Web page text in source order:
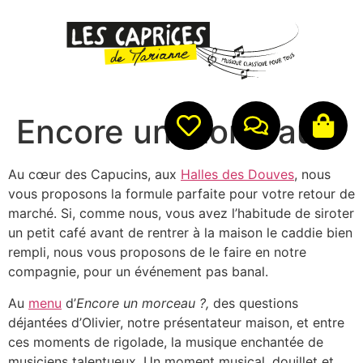
Encore un morceau ?
Au cœur des Capucins, aux Halles des Douves, nous
vous proposons la formule parfaite pour votre retour de
marché. Si, comme nous, vous avez l’habitude de siroter
un petit café avant de rentrer à la maison le caddie bien
rempli, nous vous proposons de le faire en notre
compagnie, pour un événement pas banal.
Au menu d’Encore un morceau ?, des questions
déjantées d’Olivier, notre présentateur maison, et entre
ces moments de rigolade, la musique enchantée de